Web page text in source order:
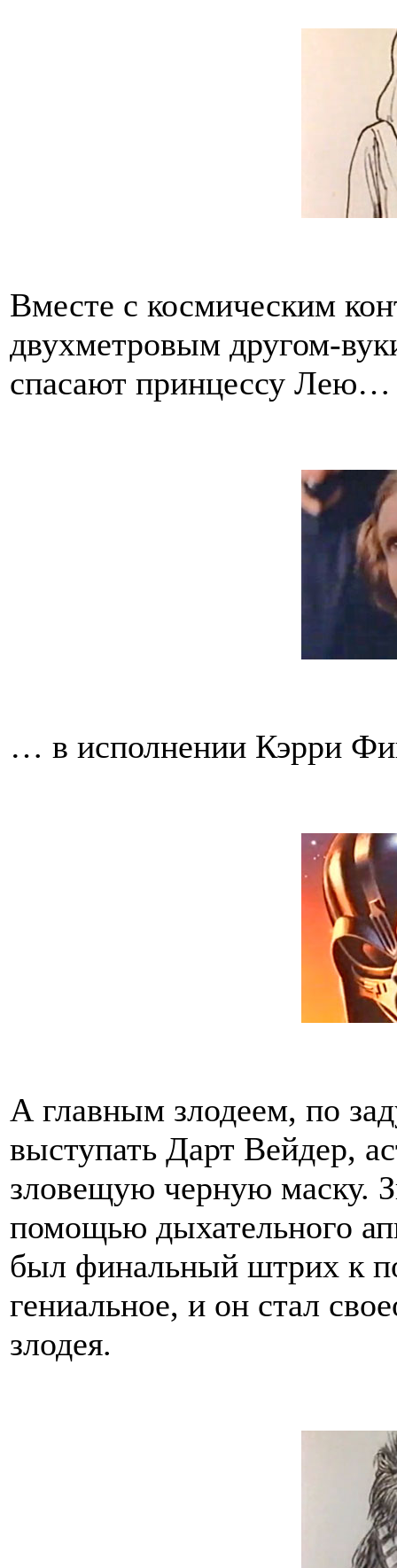
Вместе с космическим
двухметровым другом-
спасают принцессу Лею…
… в исполнении Кэрри
А главным злодеем, по
выступать Дарт Вейдер,
зловещую черную маску.
помощью дыхательного
был финальный штрих к
гениальное, и он стал
злодея.